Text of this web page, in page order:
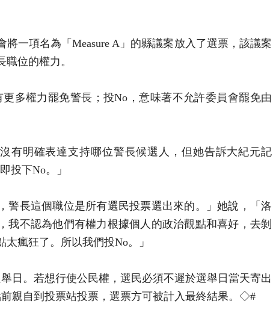
一項名為「Measure A」的縣議案放入了選票，該議案
位的權力。
多權力罷免警長；投No，意味著不允許委員會罷免由
有明確表達支持哪位警長候選人，但她告訴大紀元記
投下No。」
警長這個職位是所有選民投票選出來的。」她說，「洛
我不認為他們有權力根據個人的政治觀點和喜好，去剝
瘋狂了。所以我們投No。」
日。若想行使公民權，選民必須不遲於選舉日當天寄出
親自到投票站投票，選票方可被計入最終結果。◇#